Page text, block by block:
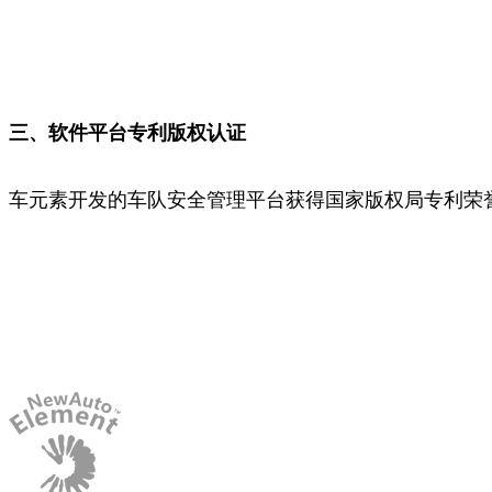
三、软件平台专利版权认证
车元素开发的车队安全管理平台获得国家版权局专利荣